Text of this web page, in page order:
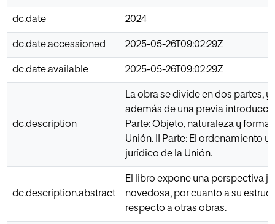
dc.date 2024
dc.date.accessioned 2025-05-26T09:02:29Z
dc.date.available 2025-05-26T09:02:29Z
dc.description
La obra se divide en dos partes, y
además de una previa
Parte: Objeto, naturaleza y forma
Unión. II Parte: El ordenamiento y
jurídico de la Unión.
dc.description.abstract
El libro expone una perspectiva
novedosa, por cuanto a su
respecto a otras obras.